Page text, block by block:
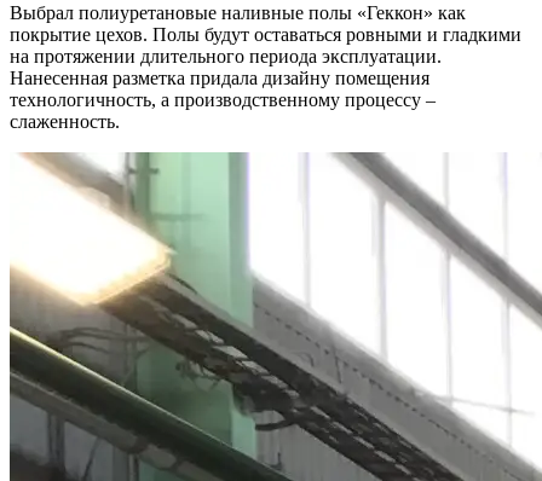
Выбрал полиуретановые наливные полы «Геккон» как
покрытие цехов. Полы будут оставаться ровными и гладкими
на протяжении длительного периода эксплуатации.
Нанесенная разметка придала дизайну помещения
технологичность, а производственному процессу –
слаженность.